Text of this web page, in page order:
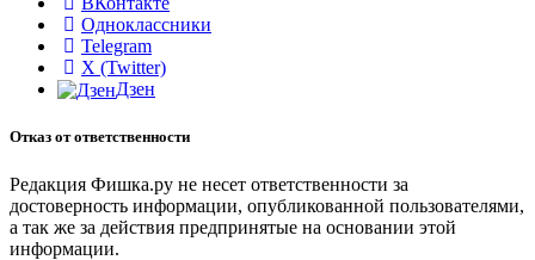
Одноклассники
Telegram
X (Twitter)
Дзен
Отказ от ответственности
Редакция Фишка.ру не несет ответственности за
достоверность информации, опубликованной пользователями,
а так же за действия предпринятые на основании этой
информации.